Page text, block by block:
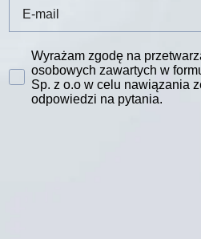
Zgoda na przetwarzanie danych
Wyrażam zgodę na
osobowych zawartych w
Sp. z o.o w celu nawiązania
odpowiedzi na pytania.